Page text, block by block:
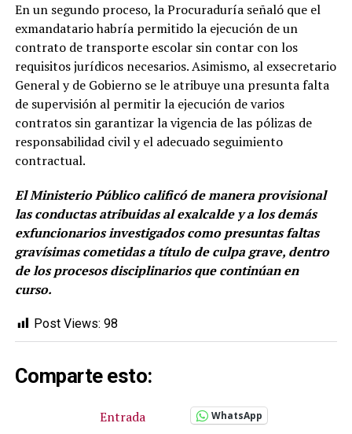
En un segundo proceso, la Procuraduría señaló que el
exmandatario habría permitido la ejecución de un
contrato de transporte escolar sin contar con los
requisitos jurídicos necesarios. Asimismo, al exsecretario
General y de Gobierno se le atribuye una presunta falta
de supervisión al permitir la ejecución de varios
contratos sin garantizar la vigencia de las pólizas de
responsabilidad civil y el adecuado seguimiento
contractual.
El Ministerio Público calificó de manera provisional
las conductas atribuidas al exalcalde y a los demás
exfuncionarios investigados como presuntas faltas
gravísimas cometidas a título de culpa grave, dentro
de los procesos disciplinarios que continúan en
curso.
Post Views: 98
Comparte esto:
Entrada WhatsApp